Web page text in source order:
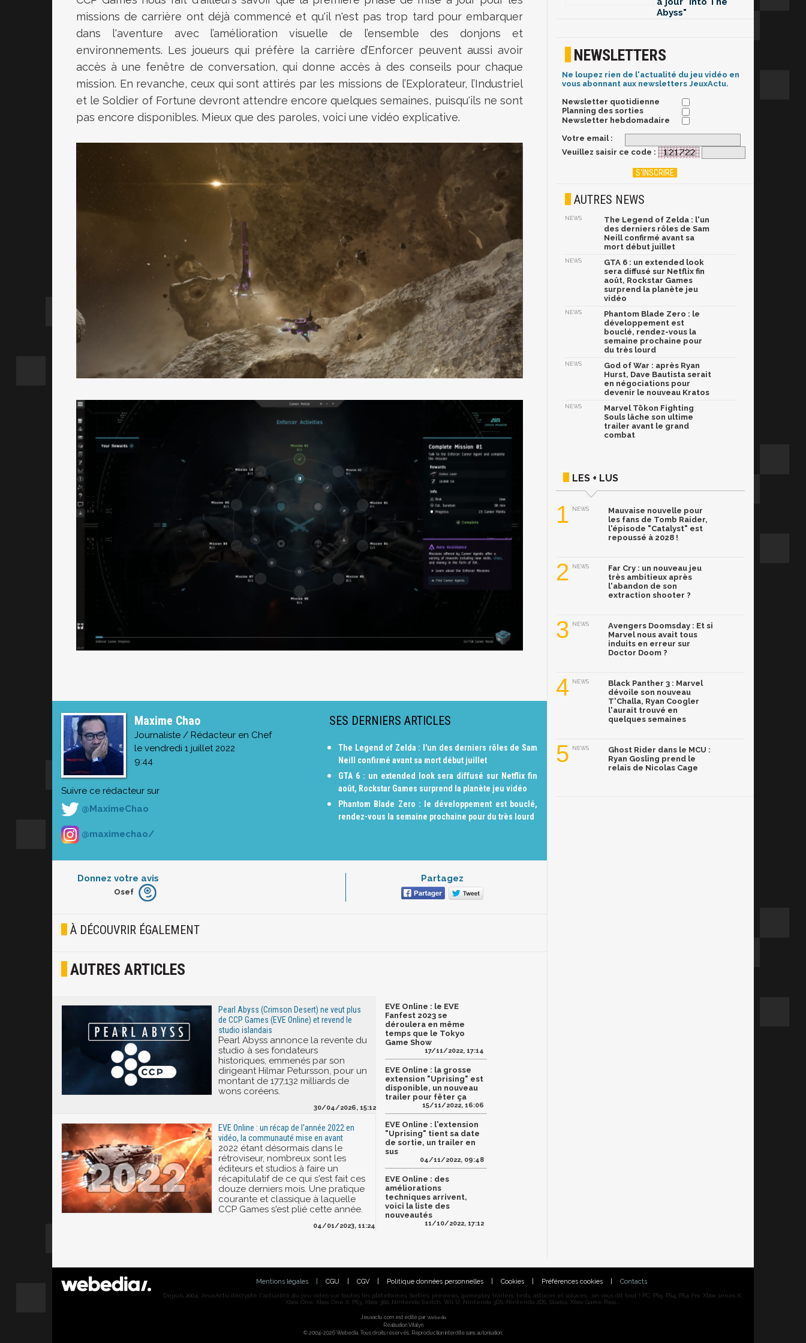
missions de carrière ont déjà commencé et qu'il n'est pas trop tard pour embarquer
dans l'aventure avec l’amélioration visuelle de l’ensemble des donjons et
environnements. Les joueurs qui préfère la carrière d’Enforcer peuvent aussi avoir
accès à une fenêtre de conversation, qui donne accès à des conseils pour chaque
mission. En revanche, ceux qui sont attirés par les missions de l’Explorateur, l’Industriel
et le Soldier of Fortune devront attendre encore quelques semaines, puisqu'ils ne sont
pas encore disponibles. Mieux que des paroles, voici une vidéo explicative.
Maxime Chao
Journaliste / Rédacteur en Chef
le vendredi 1 juillet 2022
9:44
Suivre ce rédacteur sur
@MaximeChao
@maximechao/
SES DERNIERS ARTICLES
The Legend of Zelda : l'un des derniers rôles de Sam
Neill confirmé avant sa mort début juillet
GTA 6 : un extended look sera diffusé sur Netflix fin
août, Rockstar Games surprend la planète jeu vidéo
Phantom Blade Zero : le développement est bouclé,
rendez-vous la semaine prochaine pour du très lourd
Donnez votre avis
Furieux
Joyeux
Osef
Partagez
À DÉCOUVRIR ÉGALEMENT
AUTRES ARTICLES
Pearl Abyss (Crimson Desert) ne veut plus
de CCP Games (EVE Online) et revend le
studio islandais
Pearl Abyss annonce la revente du
studio à ses fondateurs
historiques, emmenés par son
dirigeant Hilmar Petursson, pour un
montant de 177,132 milliards de
wons coréens.
30/04/2026, 15:12
EVE Online : un récap de l'année 2022 en
vidéo, la communauté mise en avant
2022 étant désormais dans le
rétroviseur, nombreux sont les
éditeurs et studios à faire un
récapitulatif de ce qui s'est fait ces
douze derniers mois. Une pratique
courante et classique à laquelle
CCP Games s'est plié cette année.
04/01/2023, 11:24
EVE Online : le EVE
Fanfest 2023 se
déroulera en même
temps que le Tokyo
Game Show
17/11/2022, 17:14
EVE Online : la grosse
extension "Uprising" est
disponible, un nouveau
trailer pour fêter ça
15/11/2022, 16:06
EVE Online : l'extension
"Uprising" tient sa date
de sortie, un trailer en
sus
04/11/2022, 09:48
EVE Online : des
améliorations
techniques arrivent,
voici la liste des
nouveautés
11/10/2022, 17:12
Abyss"
NEWSLETTERS
Ne loupez rien de l'actualité du jeu vidéo en
vous abonnant aux newsletters JeuxActu.
Newsletter quotidienne
Planning des sorties
Newsletter hebdomadaire
Votre email :
Veuillez saisir ce code :
AUTRES NEWS
NEWS
The Legend of Zelda : l'un
des derniers rôles de Sam
Neill confirmé avant sa
mort début juillet
NEWS
GTA 6 : un extended look
sera diffusé sur Netflix fin
août, Rockstar Games
surprend la planète jeu
vidéo
NEWS
Phantom Blade Zero : le
développement est
bouclé, rendez-vous la
semaine prochaine pour
du très lourd
NEWS
God of War : après Ryan
Hurst, Dave Bautista serait
en négociations pour
devenir le nouveau Kratos
NEWS
Marvel Tōkon Fighting
Souls lâche son ultime
trailer avant le grand
combat
LES + LUS
1 NEWS
Mauvaise nouvelle pour
les fans de Tomb Raider,
l'épisode "Catalyst" est
repoussé à 2028 !
2 NEWS
Far Cry : un nouveau jeu
très ambitieux après
l'abandon de son
extraction shooter ?
3 NEWS
Avengers Doomsday : Et si
Marvel nous avait tous
induits en erreur sur
Doctor Doom ?
4 NEWS
Black Panther 3 : Marvel
dévoile son nouveau
T'Challa, Ryan Coogler
l'aurait trouvé en
quelques semaines
5 NEWS
Ghost Rider dans le MCU :
Ryan Gosling prend le
relais de Nicolas Cage
Mentions légales CGU CGV Politique données personnelles Cookies Préférences cookies Contacts
Depuis 2004, JeuxActu décrypte l'actualité du jeu vidéo sur toutes les plateformes. Sorties, previews, gameplay, trailers, tests, astuces et soluces... on vous dit tout ! PC, PS5, PS4, PS4 Pro, Xbox series X,
Xbox One, Xbox One X, PS3, Xbox 360, Nintendo Switch, Wii U, Nintendo 3DS, Nintendo 2DS, Stadia, Xbox Game Pass...
Jeuxactu.com est édité par Webedia
Réalisation Vitalyn
© 2004-2026 Webedia. Tous droits réservés. Reproduction interdite sans autorisation.